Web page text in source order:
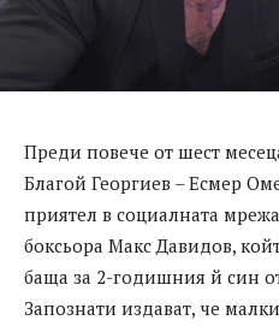
Преди повече от шест
Благой Георгиев – Есмер
приятел в социалната
боксьора Макс Давидов,
баща за 2-годишния й син
Запознати издават, че